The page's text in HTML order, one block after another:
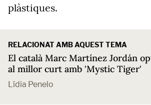
plàstiques.
RELACIONAT AMB AQUEST TEMA
El català Marc Martínez Jordán
al millor curt amb 'Mystic Tiger'
Lídia Penelo